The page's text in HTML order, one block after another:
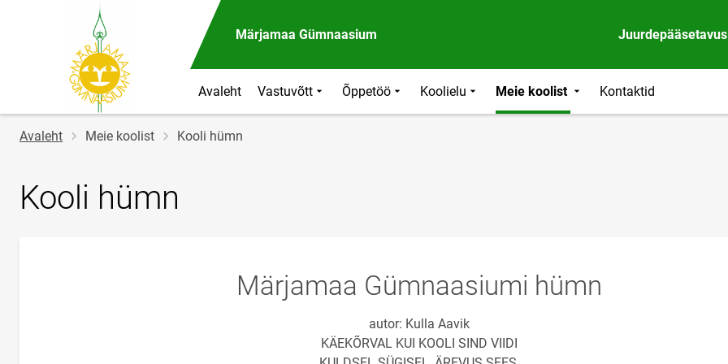
Märjamaa Gümnaasium Juurdepääsetavus
Avaleht Vastuvõtt Õppetöö Koolielu Meie koolist Kontaktid
Jälglink
Avaleht Meie koolist Kooli hümn
Kooli hümn
Märjamaa Gümnaasiumi hümn
autor: Kulla Aavik
KÄEKÕRVAL KUI KOOLI SIND VIIDI